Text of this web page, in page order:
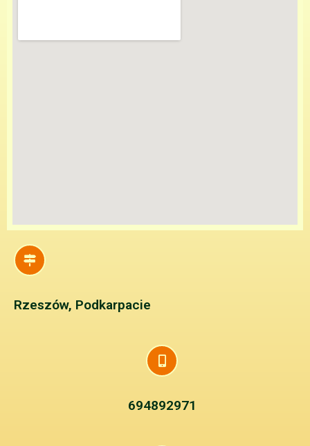
Rzeszów, Podkarpacie
694892971